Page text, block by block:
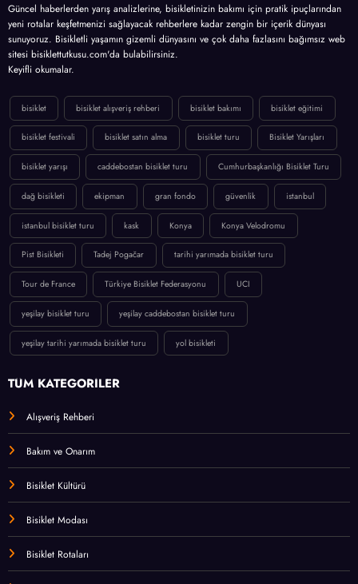
Güncel haberlerden yarış analizlerine, bisikletinizin bakımı için pratik ipuçlarından
yeni rotalar keşfetmenizi sağlayacak rehberlere kadar zengin bir içerik dünyası
sunuyoruz. Bisikletli yaşamın gizemli dünyasını ve çok daha fazlasını bağımsız web
sitesi bisiklettutkusu.com'da bulabilirsiniz.
Keyifli okumalar.
bisiklet bisiklet alışveriş rehberi bisiklet bakımı bisiklet eğitimi
bisiklet festivali bisiklet satın alma bisiklet turu Bisiklet Yarışları
bisiklet yarışı caddebostan bisiklet turu Cumhurbaşkanlığı Bisiklet Turu
dağ bisikleti ekipman gran fondo güvenlik istanbul
istanbul bisiklet turu kask Konya Konya Velodromu
Pist Bisikleti Tadej Pogačar tarihi yarımada bisiklet turu
Tour de France Türkiye Bisiklet Federasyonu UCI
yeşilay bisiklet turu yeşilay caddebostan bisiklet turu
yeşilay tarihi yarımada bisiklet turu yol bisikleti
TÜM KATEGORİLER
Alışveriş Rehberi
Bakım ve Onarım
Bisiklet Kültürü
Bisiklet Modası
Bisiklet Rotaları